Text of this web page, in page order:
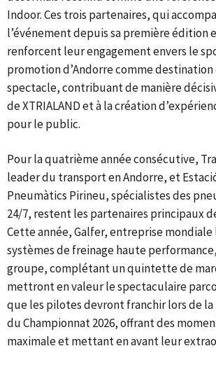
Indoor. Ces trois partenaires, qui
l’événement depuis sa première édition
renforcent leur engagement envers le
promotion d’Andorre comme
spectacle, contribuant de manière
de XTRIALAND et à la création
pour le public.
Pour la quatrième année consécutive,
leader du transport en Andorre, et
Pneumàtics Pirineu, spécialistes des
24/7, restent les partenaires principaux
Cette année, Galfer, entreprise mondiale
systèmes de freinage haute
groupe, complétant un quintette de
mettront en valeur le spectaculaire
que les pilotes devront franchir lors de
du Championnat 2026, offrant des
maximale et mettant en avant leur